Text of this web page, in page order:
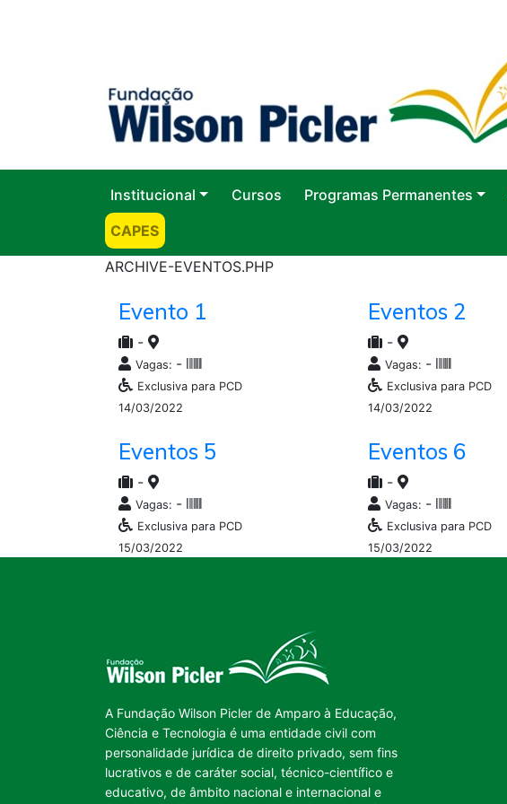
Institucional Cursos Programas Permanentes
CAPES
ARCHIVE-EVENTOS.PHP
Evento 1
-
Vagas: -
Exclusiva para PCD
14/03/2022
Eventos 2
-
Vagas: -
Exclusiva para PCD
14/03/2022
Eventos 5
-
Vagas: -
Exclusiva para PCD
15/03/2022
Eventos 6
-
Vagas: -
Exclusiva para PCD
15/03/2022
A Fundação Wilson Picler de Amparo à Educação,
Ciência e Tecnologia é uma entidade civil com
personalidade jurídica de direito privado, sem fins
lucrativos e de caráter social, técnico-científico e
educativo, de âmbito nacional e internacional e